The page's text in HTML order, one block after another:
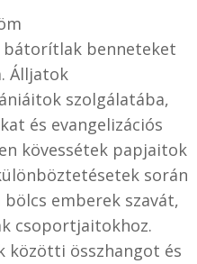
benneteket
Álljatok
szolgálatába,
és evangelizációs
kövessétek papjaitok
során
emberek szavát,
csoportjaitokhoz.
közötti összhangot és